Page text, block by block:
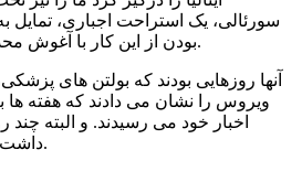
سورئالی، یک استراحت اجباری، تمایل
بودن از این کار با آغوش محدود و نزدیکی مجازی بودند.
آنها روزهایی بودند که بولتن های
ویروس را نشان می دادند که هفته
اخبار خود می رسیدند. و البته
داشت. اما بازگشت آسان نیست.